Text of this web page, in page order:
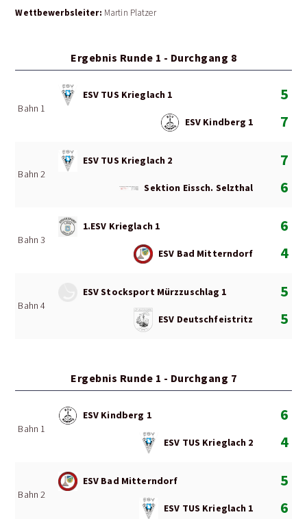
Wettbewerbsleiter: Martin Platzer
Ergebnis Runde 1 - Durchgang 8
Bahn 1
ESV TUS Krieglach 1
5
7
ESV Kindberg 1
Bahn 2
ESV TUS Krieglach 2
7
6
Sektion Eissch. Selzthal
Bahn 3
1.ESV Krieglach 1
6
4
ESV Bad Mitterndorf
Bahn 4
ESV Stocksport Mürzzuschlag 1
5
5
ESV Deutschfeistritz
Ergebnis Runde 1 - Durchgang 7
Bahn 1
ESV Kindberg 1
6
4
ESV TUS Krieglach 2
Bahn 2
ESV Bad Mitterndorf
5
6
ESV TUS Krieglach 1